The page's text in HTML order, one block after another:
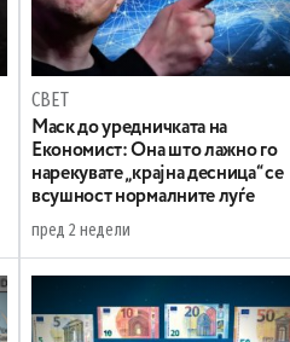
СВЕТ
Маск до уредничката на
Економист: Она што лажно го
нарекувате „крајна десница“ се
всушност нормалните луѓе
пред 2 недели